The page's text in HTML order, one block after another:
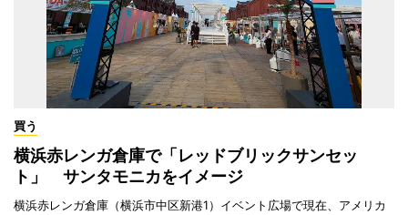
買う
横浜赤レンガ倉庫で「レッドブリックサンセッ
ト」 サンタモニカをイメージ
横浜赤レンガ倉庫（横浜市中区新港1）イベント広場で現在、アメリカ